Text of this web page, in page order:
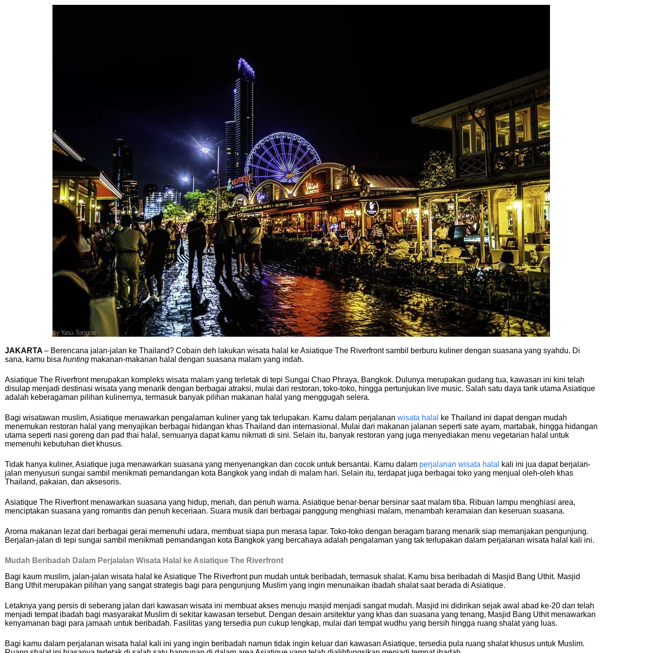
JAKARTA – Berencana jalan-jalan ke Thailand? Cobain deh lakukan wisata halal ke Asiatique The Riverfront sambil berburu kuliner dengan suasana yang syahdu. Di
sana, kamu bisa hunting makanan-makanan halal dengan suasana malam yang indah.
Asiatique The Riverfront merupakan kompleks wisata malam yang terletak di tepi Sungai Chao Phraya, Bangkok. Dulunya merupakan gudang tua, kawasan ini kini telah
disulap menjadi destinasi wisata yang menarik dengan berbagai atraksi, mulai dari restoran, toko-toko, hingga pertunjukan live music. Salah satu daya tarik utama Asiatique
adalah keberagaman pilihan kulinernya, termasuk banyak pilihan makanan halal yang menggugah selera.
Bagi wisatawan muslim, Asiatique menawarkan pengalaman kuliner yang tak terlupakan. Kamu dalam perjalanan wisata halal
ke Thailand ini dapat dengan mudah
menemukan restoran halal yang menyajikan berbagai hidangan khas Thailand dan internasional. Mulai dari makanan jalanan seperti sate ayam, martabak, hingga hidangan
utama seperti nasi goreng dan pad thai halal, semuanya dapat kamu nikmati di sini. Selain itu, banyak restoran yang juga menyediakan menu vegetarian halal untuk
memenuhi kebutuhan diet khusus.
Tidak hanya kuliner, Asiatique juga menawarkan suasana yang menyenangkan dan cocok untuk bersantai. Kamu dalam perjalanan wisata halal
kali ini jua dapat berjalan-
jalan menyusuri sungai sambil menikmati pemandangan kota Bangkok yang indah di malam hari. Selain itu, terdapat juga berbagai toko yang menjual oleh-oleh khas
Thailand, pakaian, dan aksesoris.
Asiatique The Riverfront menawarkan suasana yang hidup, meriah, dan penuh warna. Asiatique benar-benar bersinar saat malam tiba. Ribuan lampu menghiasi area,
menciptakan suasana yang romantis dan penuh keceriaan. Suara musik dari berbagai panggung menghiasi malam, menambah keramaian dan keseruan suasana.
Aroma makanan lezat dari berbagai gerai memenuhi udara, membuat siapa pun merasa lapar. Toko-toko dengan beragam barang menarik siap memanjakan pengunjung.
Berjalan-jalan di tepi sungai sambil menikmati pemandangan kota Bangkok yang bercahaya adalah pengalaman yang tak terlupakan dalam perjalanan wisata halal kali ini.
Mudah Beribadah Dalam Perjalalan Wisata Halal ke Asiatique The Riverfront
Bagi kaum muslim, jalan-jalan wisata halal ke Asiatique The Riverfront pun mudah untuk beribadah, termasuk shalat. Kamu bisa beribadah di Masjid Bang Uthit. Masjid
Bang Uthit merupakan pilihan yang sangat strategis bagi para pengunjung Muslim yang ingin menunaikan ibadah shalat saat berada di Asiatique.
Letaknya yang persis di seberang jalan dari kawasan wisata ini membuat akses menuju masjid menjadi sangat mudah. Masjid ini didirikan sejak awal abad ke-20 dan telah
menjadi tempat ibadah bagi masyarakat Muslim di sekitar kawasan tersebut. Dengan desain arsitektur yang khas dan suasana yang tenang, Masjid Bang Uthit menawarkan
kenyamanan bagi para jamaah untuk beribadah. Fasilitas yang tersedia pun cukup lengkap, mulai dari tempat wudhu yang bersih hingga ruang shalat yang luas.
Bagi kamu dalam perjalanan wisata halal kali ini yang ingin beribadah namun tidak ingin keluar dari kawasan Asiatique, tersedia pula ruang shalat khusus untuk Muslim.